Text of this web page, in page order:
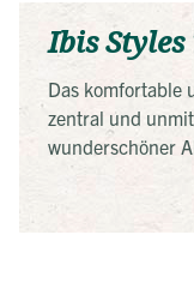
Ibis
Das komfortable
zentral und
wunderschöner